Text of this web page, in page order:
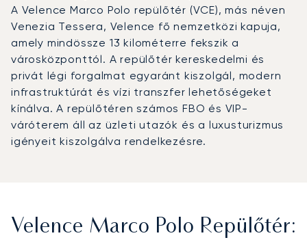
A Velence Marco Polo repülőtér (VCE), más néven
Venezia Tessera, Velence fő nemzetközi kapuja,
amely mindössze 13 kilométerre fekszik a
városközponttól. A repülőtér kereskedelmi és
privát légi forgalmat egyaránt kiszolgál, modern
infrastruktúrát és vízi transzfer lehetőségeket
kínálva. A repülőtéren számos FBO és VIP-
váróterem áll az üzleti utazók és a luxusturizmus
igényeit kiszolgálva rendelkezésre.
Velence Marco Polo Repülőtér: